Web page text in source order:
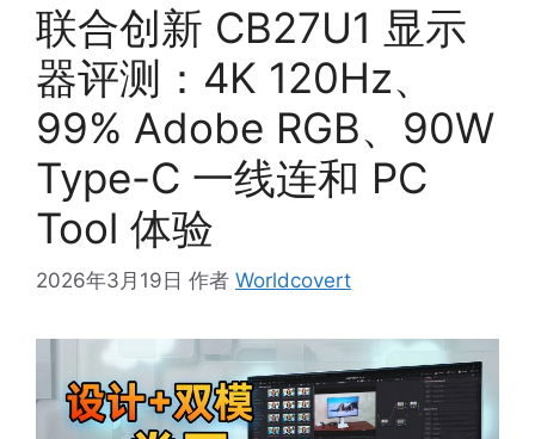
联合创新 CB27U1 显示
器评测：4K 120Hz、
99% Adobe RGB、90W
Type-C 一线连和 PC
Tool 体验
2026年3月19日 作者 Worldcovert